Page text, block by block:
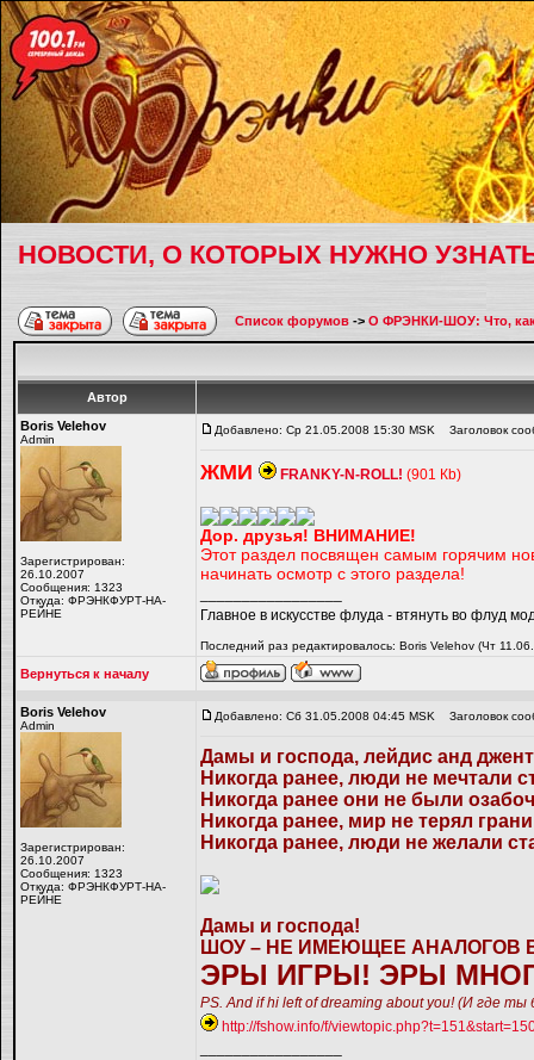
НОВОСТИ, О КОТОРЫХ НУЖНО
Список форумов -> О ФРЭНКИ-ШОУ: Что,
Автор
Boris Velehov
Admin
Зарегистрирован:
26.10.2007
Сообщения: 1323
Откуда: ФРЭНКФУРТ-НА-
РЕЙНЕ
Добавлено: Ср 21.05.2008 15:30 MSK Заголовок
ЖМИ FRANKY-N-ROLL! (901 Кb)
Дор. друзья! ВНИМАНИЕ!
Этот раздел посвящен самым горячим
начинать осмотр с этого раздела!
Главное в искусстве флуда - втянуть во флуд
Последний раз редактировалось: Boris Velehov (Чт
Вернуться к началу
Boris Velehov
Admin
Зарегистрирован:
26.10.2007
Сообщения: 1323
Откуда: ФРЭНКФУРТ-НА-
РЕЙНЕ
Добавлено: Сб 31.05.2008 04:45 MSK Заголовок
Дамы и господа, лейдис анд
Никогда ранее, люди не мечтали
Никогда ранее они не были
Никогда ранее, мир не терял
Никогда ранее, люди не желали
Дамы и господа!
ШОУ – НЕ ИМЕЮЩЕЕ АНАЛОГОВ
ЭРЫ ИГРЫ! ЭРЫ
PS. And if hi left of dreaming about you! (И где
http://fshow.info/f/